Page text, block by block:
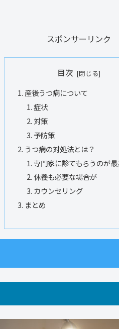
スポンサーリンク
目次
産後うつ病について
症状
対策
予防策
うつ病の対処法とは？
専門家に診てもらうのが最
休養も必要な場合が
カウンセリング
まとめ